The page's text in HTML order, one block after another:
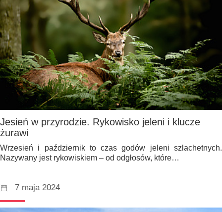
Jesień w przyrodzie. Rykowisko jeleni i klucze
żurawi
Wrzesień i październik to czas godów jeleni szlachetnych.
Nazywany jest rykowiskiem – od odgłosów, które…
7 maja 2024